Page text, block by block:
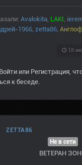
Avalokita, LAKI,
1966, zetta86,
18
Войти или Регистрация,
к беседе.
ZETTA86
Не в сети
ВЕТЕРАН